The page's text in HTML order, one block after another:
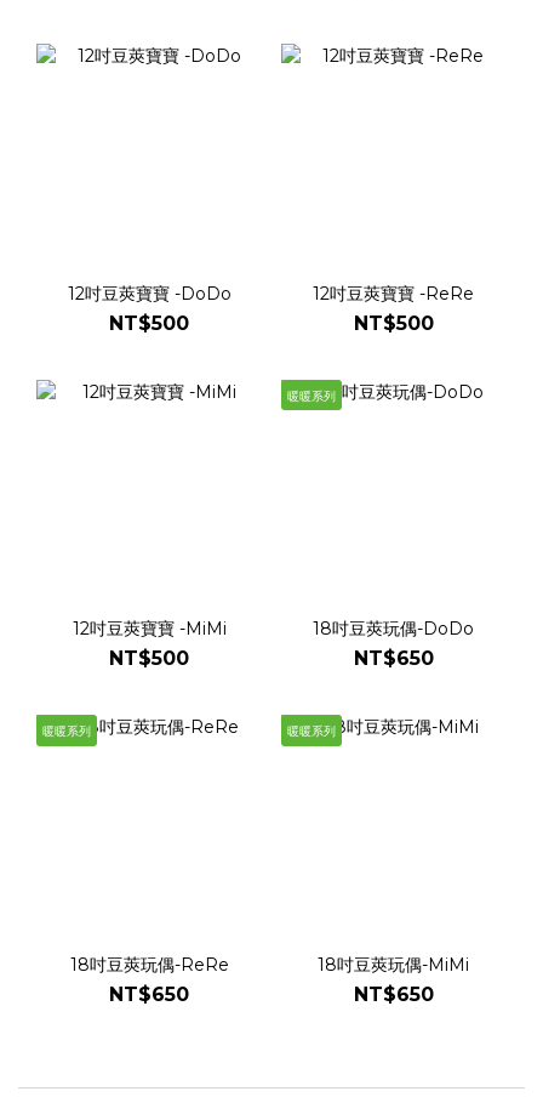
12吋豆莢寶寶 -DoDo
NT$500
12吋豆莢寶寶 -ReRe
NT$500
12吋豆莢寶寶 -MiMi
NT$500
暖暖系列
18吋豆莢玩偶-DoDo
NT$650
暖暖系列
18吋豆莢玩偶-ReRe
NT$650
暖暖系列
18吋豆莢玩偶-MiMi
NT$650